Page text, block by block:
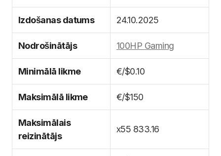
Izdošanas datums 24.10.2025
Nodrošinātājs 100HP Gaming
Minimālā likme €/$0.10
Maksimālā likme €/$150
Maksimālais
reizinātājs
х55 833.16